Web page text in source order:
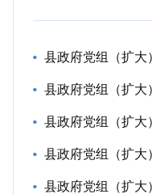
县政府党组（扩大
县政府党组（扩大
县政府党组（扩大
县政府党组（扩大
县政府党组（扩大